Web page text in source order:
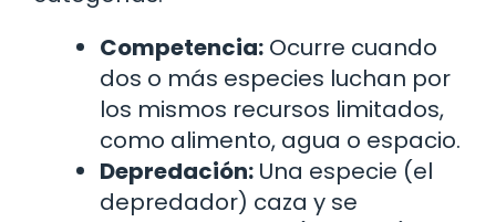
Competencia: Ocurre cuando
dos o más especies luchan por
los mismos recursos limitados,
como alimento, agua o espacio.
Depredación: Una especie (el
depredador) caza y se